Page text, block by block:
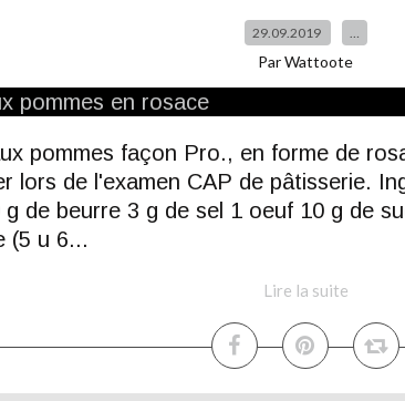
29.09.2019 …
Par Wattoote
pommes façon Pro., en forme de
lors de l'examen CAP de pâtisserie.
g de beurre 3 g de sel 1 oeuf 10 g de
(5 u 6...
Lire la suite